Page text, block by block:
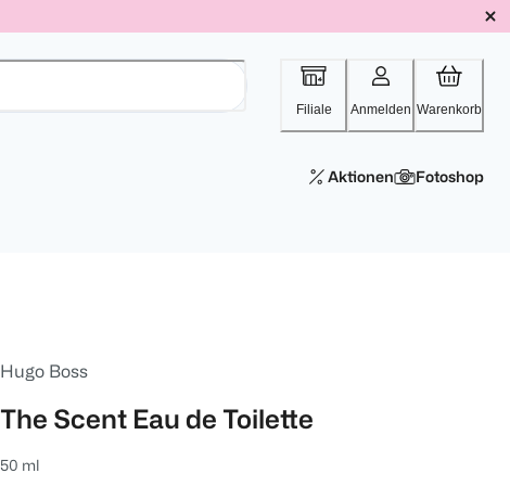
Filiale Anmelden Warenkorb
Aktionen Fotoshop
Hugo Boss
The Scent Eau de Toilette
50 ml